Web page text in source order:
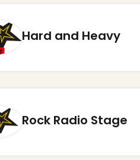
Hard and Heavy
Rock Radio Stage